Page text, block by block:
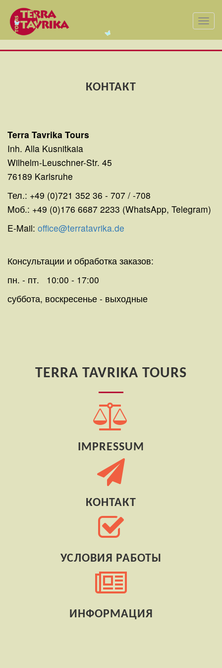
КОНТАКТ
Terra Tavrika Tours
Inh. Alla Kusnitkaia
Wilhelm-Leuschner-Str. 45
76189 Karlsruhe
Тел.: +49 (0)721 352 36 - 707 / -708
Mоб.: +49 (0)176 6687 2233 (WhatsApp, Telegram)
E-Mail: office@terratavrika.de
Консультации и обработка заказов:
пн. - пт. 10:00 - 17:00
суббота, воскресенье - выходные
TERRA TAVRIKA TOURS
IMPRESSUM
КОНТАКТ
УСЛОВИЯ РАБОТЫ
ИНФОРМАЦИЯ